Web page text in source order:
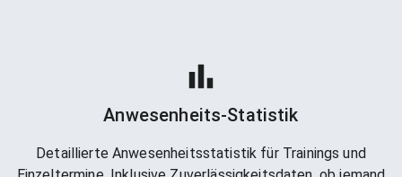
Anwesenheits-Statistik
Detaillierte Anwesenheitsstatistik für Trainings und